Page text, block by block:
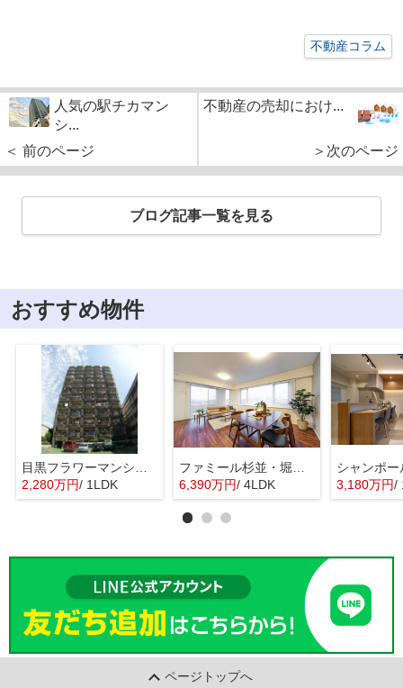
不動産コラム
人気の駅チカマン
シ...
＜ 前のページ
不動産の売却におけ...
＞次のページ
ブログ記事一覧を見る
おすすめ物件
2,280万円/ 1LDK
6,390万円/ 4LDK 3,180万円/
ページトップへ